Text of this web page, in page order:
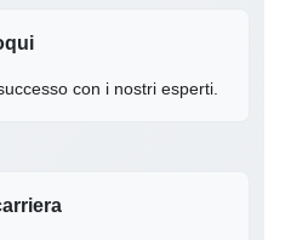
con i nostri esperti.